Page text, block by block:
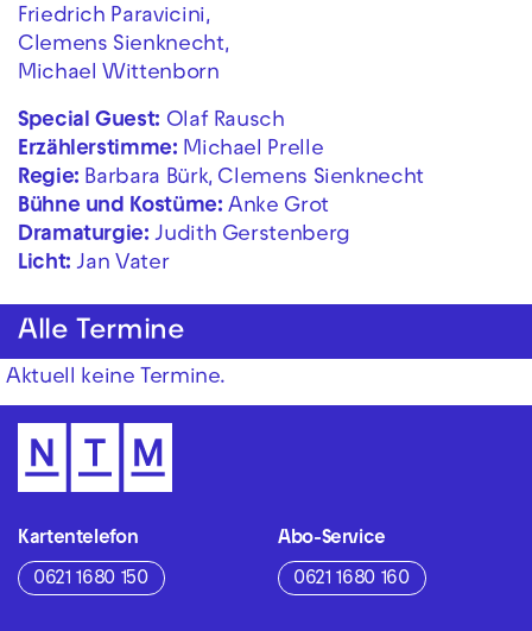
Friedrich Paravicini,
Clemens Sienknecht,
Michael Wittenborn
Special Guest: Olaf Rausch
Erzählerstimme: Michael Prelle
Regie: Barbara Bürk, Clemens Sienknecht
Bühne und Kostüme: Anke Grot
Dramaturgie: Judith Gerstenberg
Licht:Jan Vater
Alle Termine
Aktuell keine Termine.
Kartentelefon
0621 1680 150
Abo-Service
0621 1680 160